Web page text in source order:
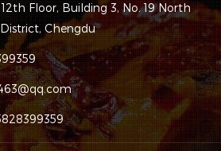
12th Floor, Building 3, No. 19 North
Chengdu